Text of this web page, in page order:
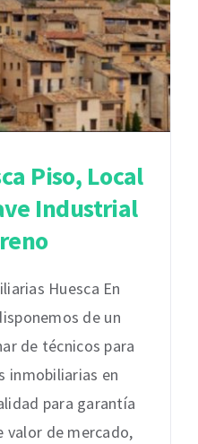
Piso, Local
Industrial
Huesca En
de un
de técnicos para
inmobiliarias en
para garantía
valor de mercado,